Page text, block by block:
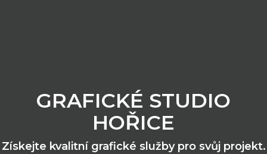
GRAFICKÉ STUDIO
HOŘICE
Získejte kvalitní grafické služby pro svůj projekt.